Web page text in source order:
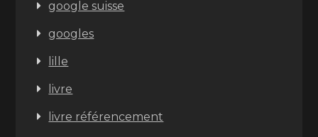
google suisse
googles
lille
livre
livre référencement